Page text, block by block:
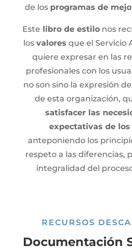
de los programas de
Este libro de estilo nos
los valores que el Servicio
quiere expresar en las
profesionales con los
no son sino la expresión
de esta organización,
satisfacer las
expectativas de
anteponiendo los
respeto a las diferencias,
integralidad del
RECURSOS
Documentación